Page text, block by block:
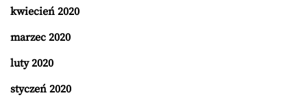
kwiecień 2020
marzec 2020
luty 2020
styczeń 2020